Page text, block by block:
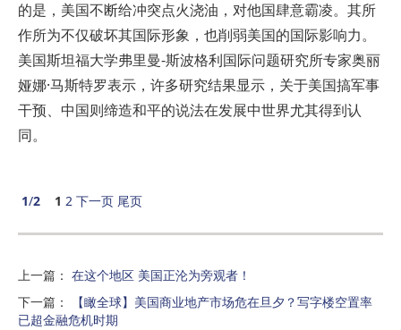
的是，美国不断给冲突点火浇油，对他国肆意霸凌。其所
作所为不仅破坏其国际形象，也削弱美国的国际影响力。
美国斯坦福大学弗里曼-斯波格利国际问题研究所专家奥丽
娅娜·马斯特罗表示，许多研究结果显示，关于美国搞军事
干预、中国则缔造和平的说法在发展中世界尤其得到认
同。
1/2 1 2 下一页 尾页
上一篇 ： 在这个地区 美国正沦为旁观者！
下一篇 ：
【瞰全球】美国商业地产市场危在旦夕？写字楼空置率
已超金融危机时期